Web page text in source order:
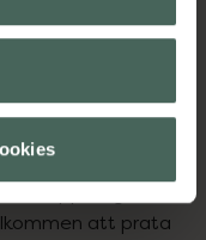
och på
uppdrag att
att prata